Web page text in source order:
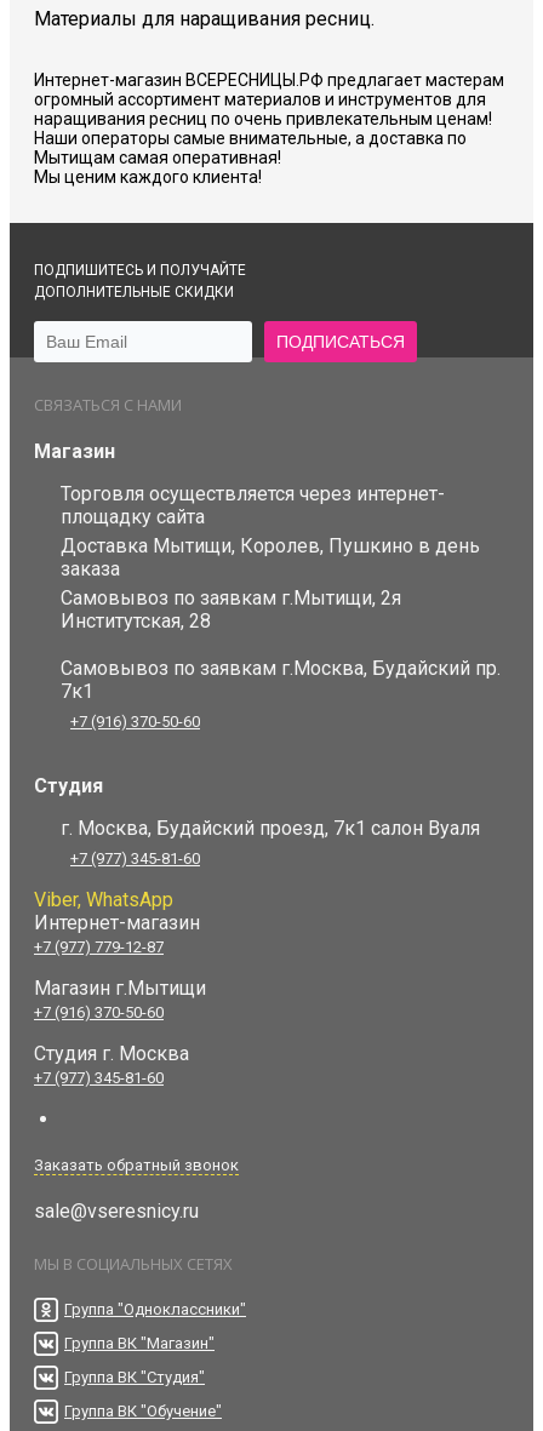
Материалы для наращивания ресниц.
Интернет-магазин ВСЕРЕСНИЦЫ.РФ предлагает мастерам
огромный ассортимент материалов и инструментов для
наращивания ресниц по очень привлекательным ценам!
Наши операторы самые внимательные, а доставка по
Мытищам самая оперативная!
Мы ценим каждого клиента!
ПОДПИШИТЕСЬ И ПОЛУЧАЙТЕ
ДОПОЛНИТЕЛЬНЫЕ СКИДКИ
СВЯЗАТЬСЯ С НАМИ
Магазин
Торговля осуществляется через интернет-
площадку сайта
Доставка Мытищи, Королев, Пушкино в день
заказа
Самовывоз по заявкам г.Мытищи, 2я
Институтская, 28
Самовывоз по заявкам г.Москва, Будайский пр.
7к1
+7 (916) 370-50-60
Студия
г. Москва, Будайский проезд, 7к1 салон Вуаля
+7 (977) 345-81-60
Viber, WhatsApp
Интернет-магазин
+7 (977) 779-12-87
Магазин г.Мытищи
+7 (916) 370-50-60
Студия г. Москва
+7 (977) 345-81-60
Заказать обратный звонок
sale@vseresnicy.ru
МЫ В СОЦИАЛЬНЫХ СЕТЯХ
Группа "Одноклассники"
Группа ВК "Магазин"
Группа ВК "Студия"
Группа ВК "Обучение"